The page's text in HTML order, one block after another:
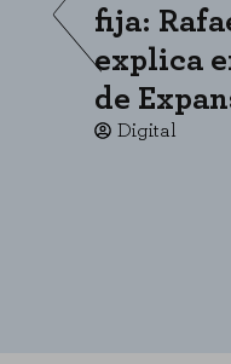
fija:
explica
de
Digital